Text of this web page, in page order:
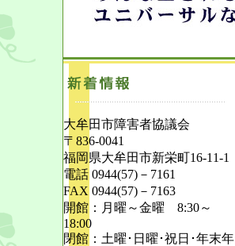
大牟田市障害者協議会
〒836-0041
福岡県大牟田市新栄町16-11-1
電話 0944(57)－7161
FAX 0944(57)－7163
開館：月曜～金曜 8:30～
18:00
閉館：土曜･日曜･祝日･年末年